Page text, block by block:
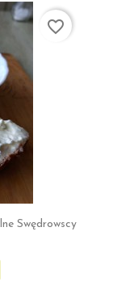
Swędrowscy
favorite_border